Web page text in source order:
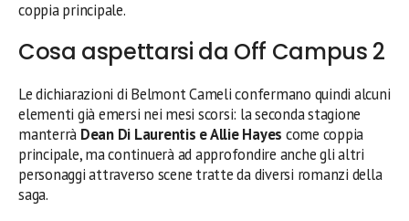
coppia principale.
Cosa aspettarsi da Off Campus 2
Le dichiarazioni di Belmont Cameli confermano quindi alcuni
elementi già emersi nei mesi scorsi: la seconda stagione
manterrà Dean Di Laurentis e Allie Hayes come coppia
principale, ma continuerà ad approfondire anche gli altri
personaggi attraverso scene tratte da diversi romanzi della
saga.